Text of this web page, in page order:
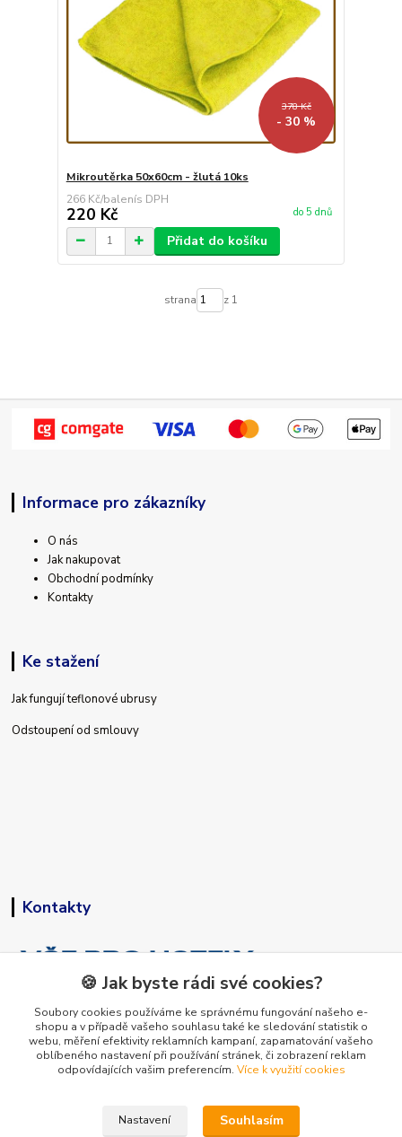
378 Kč
- 30 %
Mikroutěrka 50x60cm - žlutá 10ks
266 Kč/balení
220 Kč do 5 dnů
Přidat do košíku
strana z 1
Informace pro zákazníky
O nás
Jak nakupovat
Obchodní podmínky
Kontakty
Ke stažení
Jak fungují teflonové ubrusy
Odstoupení od smlouvy
Kontakty
+420 773 794 023
Pondělí-pátek 9-15 hodin
🍪 Jak byste rádi své cookies?
Soubory cookies používáme ke správnému fungování našeho e-
shopu a v případě vašeho souhlasu také ke sledování statistik o
webu, měření efektivity reklamních kampaní, zapamatování vašeho
oblíbeného nastavení při používání stránek, či zobrazení reklam
odpovídajících vašim preferencím. Více k využití cookies
Nastavení Souhlasím